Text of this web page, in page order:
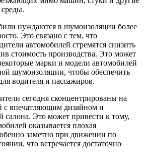
нуждаются в шумоизоляции более
Это связано с тем, что
автомобилей стремятся снизить
стоимость производства. Это может
марки и модели автомобилей
шумоизоляции, чтобы обеспечить
водителя и пассажиров.
сегодня сконцентрированы на
с впечатляющим дизайном и
салона. Это может привести к тому,
оказывается плохая
заметно при движении по
что встречается достаточно